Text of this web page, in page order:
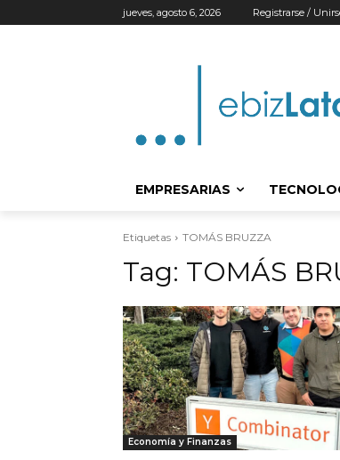
jueves, agosto 6, 2026 Registrarse /
EMPRESARIAS
Etiquetas TOMÁS BRUZZA
Tag: TOMÁS
Economía y Finanzas